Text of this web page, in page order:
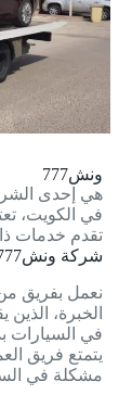
ونش777
هي إحدى
في الكويت،
تقدم خدمات
شركة ونش777 لنقل وسحب السيارات والمركبات
نعمل بفريق
الخبرة،
في السيارات
يتمتع فريق
مشكلة في